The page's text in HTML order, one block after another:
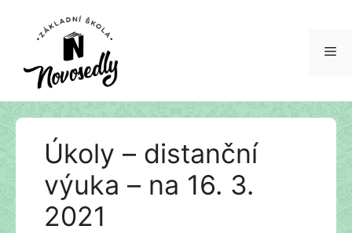
Přeskočit
Úkoly – distanční
výuka – na 16. 3.
2021